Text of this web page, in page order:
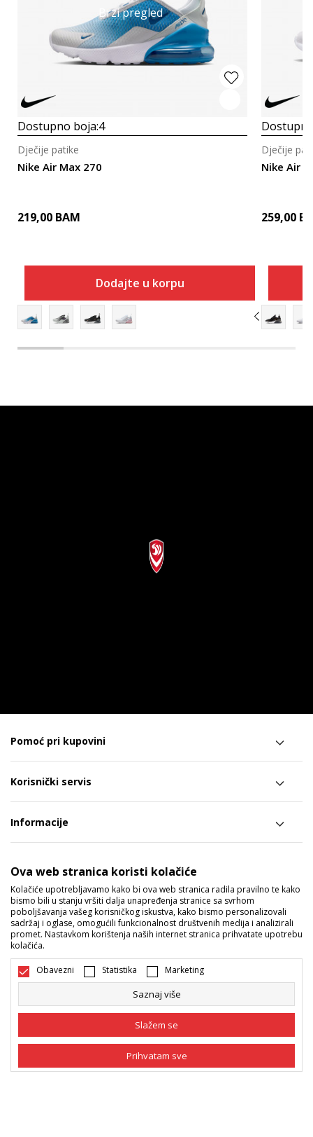
Brzi pregled
Dostupno boja:4
Nike Air Max 270
Dječije patike
219,00 BAM
Dodajte u korpu
Nike Air
Dječije
259,00
Pomoć pri kupovini
Korisnički servis
Informacije
Pratite nas
Mi dijelimo naše tajne sa vama. Pratite nas na društvenim
mrežama i saznajte sve o promocijama, akcijama i novitetima.
Ova web stranica koristi kolačiće
Kolačiće upotrebljavamo kako bi ova web stranica radila pravilno te kako
bismo bili u stanju vršiti dalja unapređenja stranice sa svrhom
poboljšavanja vašeg korisničkog iskustva, kako bismo personalizovali
sadržaj i oglase, omogućili funkcionalnost društvenih medija i analizirali
promet. Nastavkom korištenja naših internet stranica prihvatate upotrebu
kolačića.
Obavezni Statistika Marketing
Saznaj više
Slažem se
Prihvatam sve